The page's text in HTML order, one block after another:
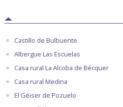
Castillo de Bulbuente
Albergue Las Escuelas
Casa rural La Alcoba de Bécquer
Casa rural Medina
El Géiser de Pozuelo